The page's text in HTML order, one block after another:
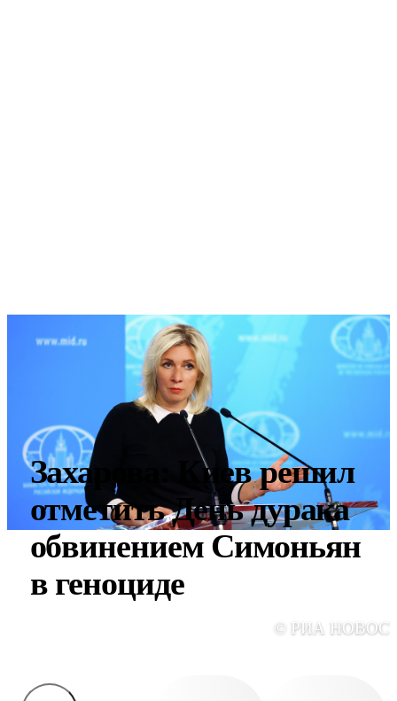
Захарова: Киев решил
отметить День дурака
обвинением Симоньян
в геноциде
© РИА